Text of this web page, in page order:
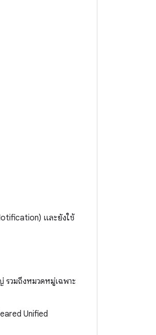
และยังใช้
รวมถึงหมวดหมู่เฉพาะ
Unified